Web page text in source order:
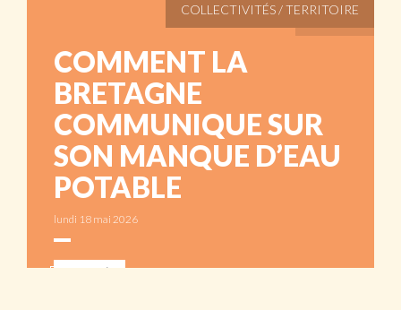
COLLECTIVITÉS / TERRITOIRE
COMMENT LA
BRETAGNE
COMMUNIQUE SUR
SON MANQUE D’EAU
POTABLE
lundi 18 mai 2026
ABONNÉS